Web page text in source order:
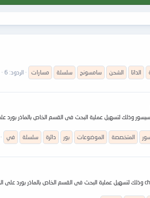
الداتا الشحن سامسونج سلسلة مسارات الردود: 6
المتخصصة الموضوعات بور دائرة سلسلة في